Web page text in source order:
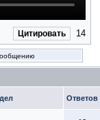
Цитировать 14
Ответов